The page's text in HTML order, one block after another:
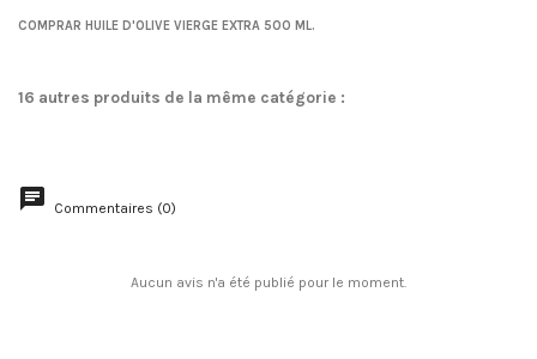
COMPRAR HUILE D'OLIVE VIERGE EXTRA 500 ML.
16 autres produits de la même catégorie :
Commentaires (0)
Aucun avis n'a été publié pour le moment.